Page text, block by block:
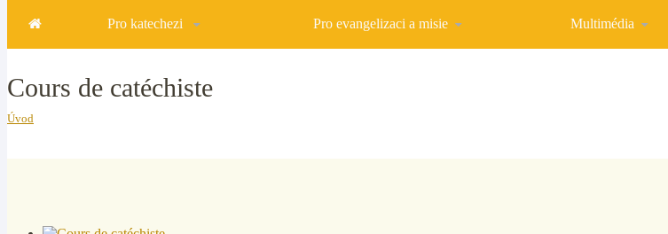
Pro katechezi Pro evangelizaci a misie Multimédia
Cours de catéchiste
Úvod